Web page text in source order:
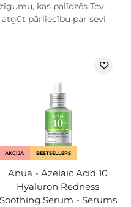
kas palīdzēs Tev
pārliecību par sevi.
AKCIJA BESTSELLERS
Anua - Azelaic Acid 10
Hyaluron Redness
Soothing Serum - Serums